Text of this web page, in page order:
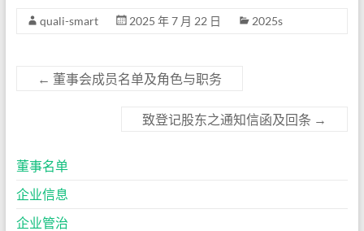
quali-smart 2025 年 7 月 22 日 2025s
← 董事会成员名单及角色与职务
致登记股东之通知信函及回条 →
董事名单
企业信息
企业管治